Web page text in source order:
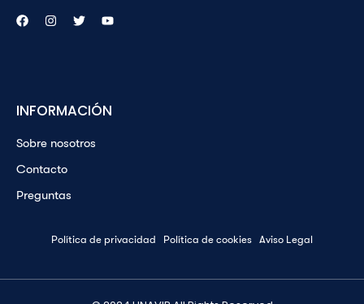
INFORMACIÓN
Sobre nosotros
Contacto
Preguntas
Política de privacidad Política de cookies Aviso Legal